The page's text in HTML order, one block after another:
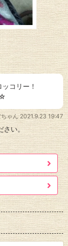
コリー！
ちゃん 2021.9.23 19:47
さい。